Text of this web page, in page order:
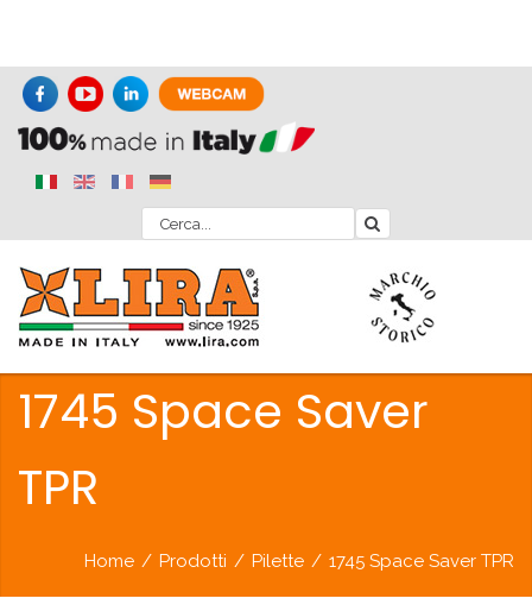
1745 Space Saver
TPR
Home / Prodotti / Pilette / 1745 Space Saver TPR